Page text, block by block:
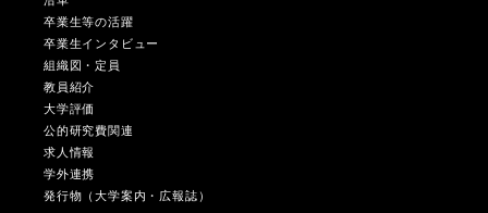
卒業生等の活躍
卒業生インタビュー
組織図・定員
教員紹介
大学評価
公的研究費関連
求人情報
学外連携
発行物（大学案内・広報誌）